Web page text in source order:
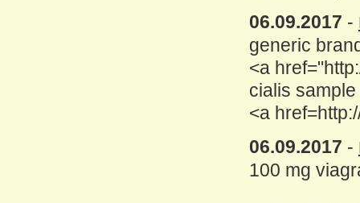
06.09.2017 -
generic
<a
cialis sample
<a
06.09.2017 -
100 mg